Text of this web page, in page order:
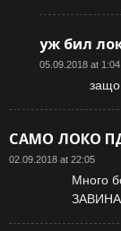
уж бил
05.09.2018 at 1:04
САМО ЛОКО
02.09.2018 at 22:05
Много